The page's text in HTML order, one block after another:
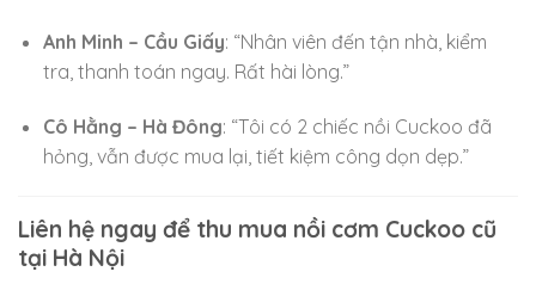
Anh Minh – Cầu Giấy: “Nhân viên đến tận nhà, kiểm
tra, thanh toán ngay. Rất hài lòng.”
Cô Hằng – Hà Đông: “Tôi có 2 chiếc nồi Cuckoo đã
hỏng, vẫn được mua lại, tiết kiệm công dọn dẹp.”
Liên hệ ngay để thu mua nồi cơm Cuckoo cũ
tại Hà Nội